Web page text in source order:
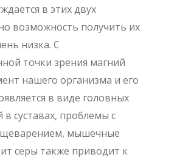
в этих двух
возможность получить их
низка. С
точки зрения магний
нашего организма и его
в виде головных
в суставах, проблемы с
мышечные
серы также приводит к